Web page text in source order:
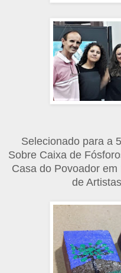
Selecionado para a
Sobre Caixa de
Casa do Povoador
de